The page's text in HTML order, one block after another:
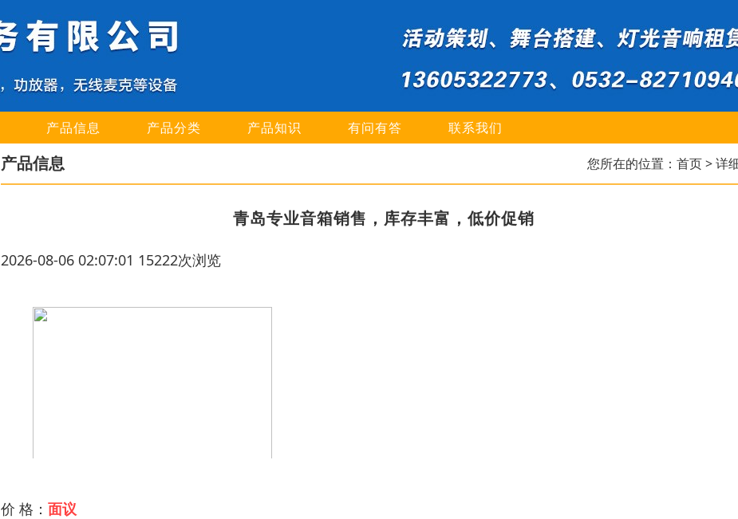
产品信息 产品分类 产品知识 有问有答 联系我们
产品信息 您所在的位置： 首页> 详
青岛专业音箱销售，库存丰富，低价促销
2026-08-06 02:07:01 15222次浏览
价 格： 面议